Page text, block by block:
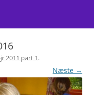
2011 part 1.
Næste →